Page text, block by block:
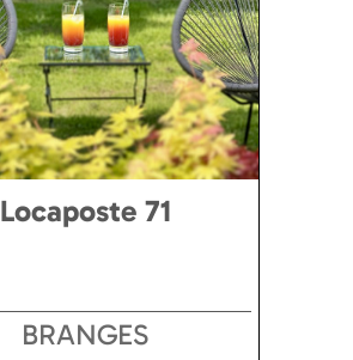
Locaposte 71
BRANGES